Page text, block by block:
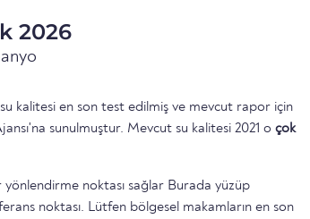
2026
kalitesi en son test edilmiş ve mevcut rapor için
sunulmuştur. Mevcut su kalitesi 2021 o çok
noktası sağlar Burada yüzüp
noktası. Lütfen bölgesel makamların en son